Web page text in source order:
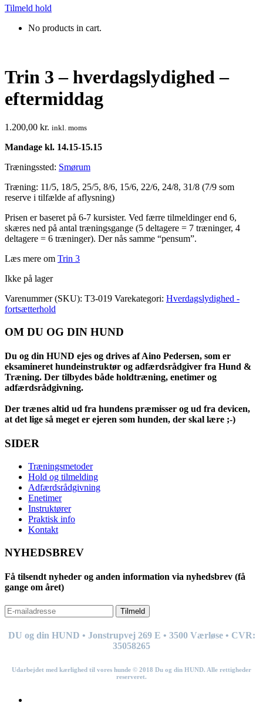
Tilmeld hold
No products in cart.
Trin 3 – hverdagslydighed –
eftermiddag
1.200,00 kr. inkl. moms
Mandage kl. 14.15-15.15
Træningssted: Smørum
Træning: 11/5, 18/5, 25/5, 8/6, 15/6, 22/6, 24/8, 31/8 (7/9 som
reserve i tilfælde af aflysning)
Prisen er baseret på 6-7 kursister. Ved færre tilmeldinger end 6,
skæres ned på antal træningsgange (5 deltagere = 7 træninger, 4
deltagere = 6 træninger). Der nås samme “pensum”.
Læs mere om Trin 3
Ikke på lager
Varenummer (SKU): T3-019 Varekategori: Hverdagslydighed -
fortsætterhold
OM DU OG DIN HUND
Du og din HUND ejes og drives af Aino Pedersen, som er
eksamineret hundeinstruktør og adfærdsrådgiver fra Hund &
Træning. Der tilbydes både holdtræning, enetimer og
adfærdsrådgivning.
Der trænes altid ud fra hundens præmisser og ud fra devicen,
at det lige så meget er ejeren som hunden, der skal lære ;-)
SIDER
Træningsmetoder
Hold og tilmelding
Adfærdsrådgivning
Enetimer
Instruktører
Praktisk info
Kontakt
NYHEDSBREV
Få tilsendt nyheder og anden information via nyhedsbrev (få
gange om året)
Tilmeld
DU og din HUND • Jonstrupvej 269 E • 3500 Værløse • CVR:
35058265
Udarbejdet med kærlighed til vores hunde © 2018 Du og din HUND. Alle rettigheder
reserveret.